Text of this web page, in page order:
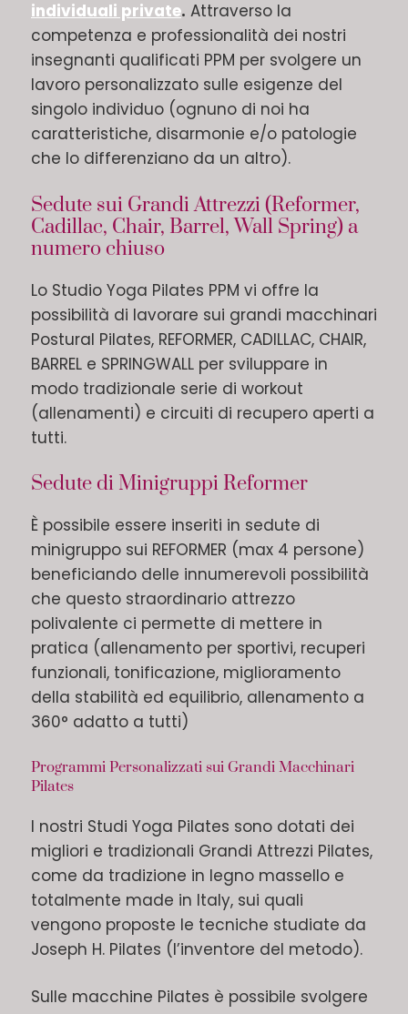
individuali private. Attraverso la
competenza e professionalità dei nostri
insegnanti qualificati PPM per svolgere un
lavoro personalizzato sulle esigenze del
singolo individuo (ognuno di noi ha
caratteristiche, disarmonie e/o patologie
che lo differenziano da un altro).
Sedute sui Grandi Attrezzi (Reformer,
Cadillac, Chair, Barrel, Wall Spring) a
numero chiuso
Lo Studio Yoga Pilates PPM vi offre la
possibilità di lavorare sui grandi macchinari
Postural Pilates, REFORMER, CADILLAC, CHAIR,
BARREL e SPRINGWALL per sviluppare in
modo tradizionale serie di workout
(allenamenti) e circuiti di recupero aperti a
tutti.
Sedute di Minigruppi Reformer
È possibile essere inseriti in sedute di
minigruppo sui REFORMER (max 4 persone)
beneficiando delle innumerevoli possibilità
che questo straordinario attrezzo
polivalente ci permette di mettere in
pratica (allenamento per sportivi, recuperi
funzionali, tonificazione, miglioramento
della stabilità ed equilibrio, allenamento a
360° adatto a tutti)
Programmi Personalizzati sui Grandi Macchinari
Pilates
I nostri Studi Yoga Pilates sono dotati dei
migliori e tradizionali Grandi Attrezzi Pilates,
come da tradizione in legno massello e
totalmente made in Italy, sui quali
vengono proposte le tecniche studiate da
Joseph H. Pilates (l’inventore del metodo).
Sulle macchine Pilates è possibile svolgere